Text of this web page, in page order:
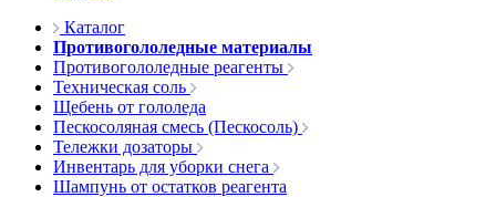
Каталог
Противогололедные материалы
Противогололедные реагенты
Техническая соль
Щебень от гололеда
Пескосоляная смесь (Пескосоль)
Тележки дозаторы
Инвентарь для уборки снега
Шампунь от остатков реагента